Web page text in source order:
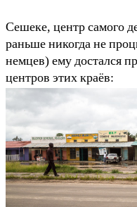
Сешеке, центр самого
раньше никогда не
немцев) ему достался
центров этих краёв: